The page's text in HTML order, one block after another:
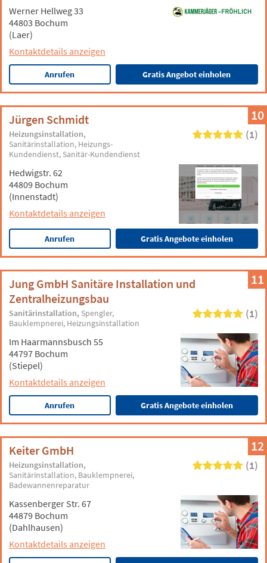
Werner Hellweg 33
44803 Bochum
(Laer)
Kontaktdetails anzeigen
Anrufen Gratis Angebot einholen
10
Jürgen Schmidt
Heizungsinstallation
Sanitärinstallation Heizungs-
Kundendienst Sanitär-Kundendienst
(1)
Hedwigstr. 62
44809 Bochum
(Innenstadt)
Kontaktdetails anzeigen
Anrufen Gratis Angebote einholen
11
Jung GmbH Sanitäre Installation und
Zentralheizungsbau
Sanitärinstallation Spengler
Bauklempnerei Heizungsinstallation
(1)
Im Haarmannsbusch 55
44797 Bochum
(Stiepel)
Kontaktdetails anzeigen
Anrufen Gratis Angebote einholen
12
Keiter GmbH
Heizungsinstallation
Sanitärinstallation Bauklempnerei
Badewannenreparatur
(1)
Kassenberger Str. 67
44879 Bochum
(Dahlhausen)
Kontaktdetails anzeigen